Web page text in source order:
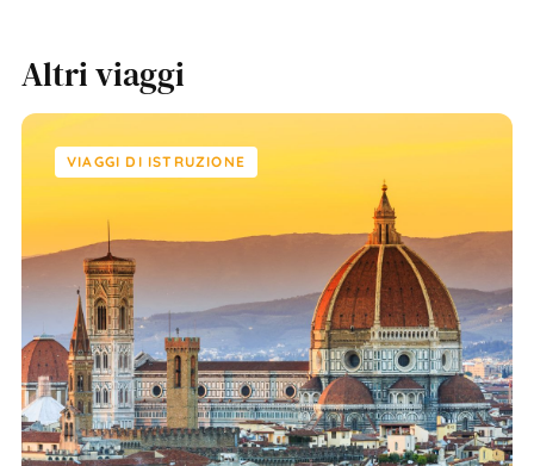
Altri viaggi
VIAGGI DI ISTRUZIONE